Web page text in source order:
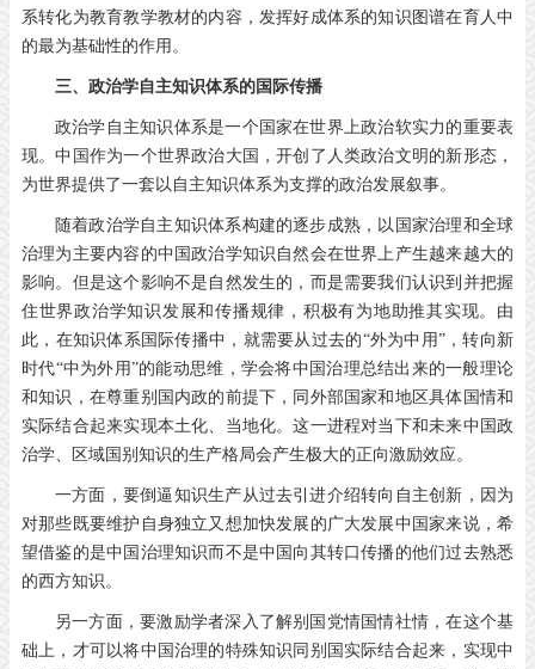
系转化为教育教学教材的内容，发挥好成体系的知识图谱在育人中
的最为基础性的作用。
三、政治学自主知识体系的国际传播
政治学自主知识体系是一个国家在世界上政治软实力的重要表
现。中国作为一个世界政治大国，开创了人类政治文明的新形态，
为世界提供了一套以自主知识体系为支撑的政治发展叙事。
随着政治学自主知识体系构建的逐步成熟，以国家治理和全球
治理为主要内容的中国政治学知识自然会在世界上产生越来越大的
影响。但是这个影响不是自然发生的，而是需要我们认识到并把握
住世界政治学知识发展和传播规律，积极有为地助推其实现。由
此，在知识体系国际传播中，就需要从过去的“外为中用”，转向新
时代“中为外用”的能动思维，学会将中国治理总结出来的一般理论
和知识，在尊重别国内政的前提下，同外部国家和地区具体国情和
实际结合起来实现本土化、当地化。这一进程对当下和未来中国政
治学、区域国别知识的生产格局会产生极大的正向激励效应。
一方面，要倒逼知识生产从过去引进介绍转向自主创新，因为
对那些既要维护自身独立又想加快发展的广大发展中国家来说，希
望借鉴的是中国治理知识而不是中国向其转口传播的他们过去熟悉
的西方知识。
另一方面，要激励学者深入了解别国党情国情社情，在这个基
础上，才可以将中国治理的特殊知识同别国实际结合起来，实现中